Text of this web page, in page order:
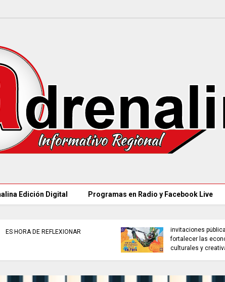
Edición Digital Programas en Radio y Facebook Live
de
de
ARTISTAS CON ADRENALINA //
Proyecto Colombia Vive/ El
pájaro amarillo